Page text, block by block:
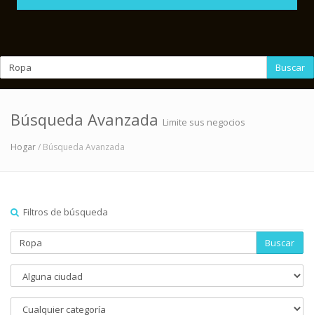
Buscar
Búsqueda Avanzada Limite sus negocios
Hogar/ Búsqueda Avanzada
Filtros de búsqueda
Buscar